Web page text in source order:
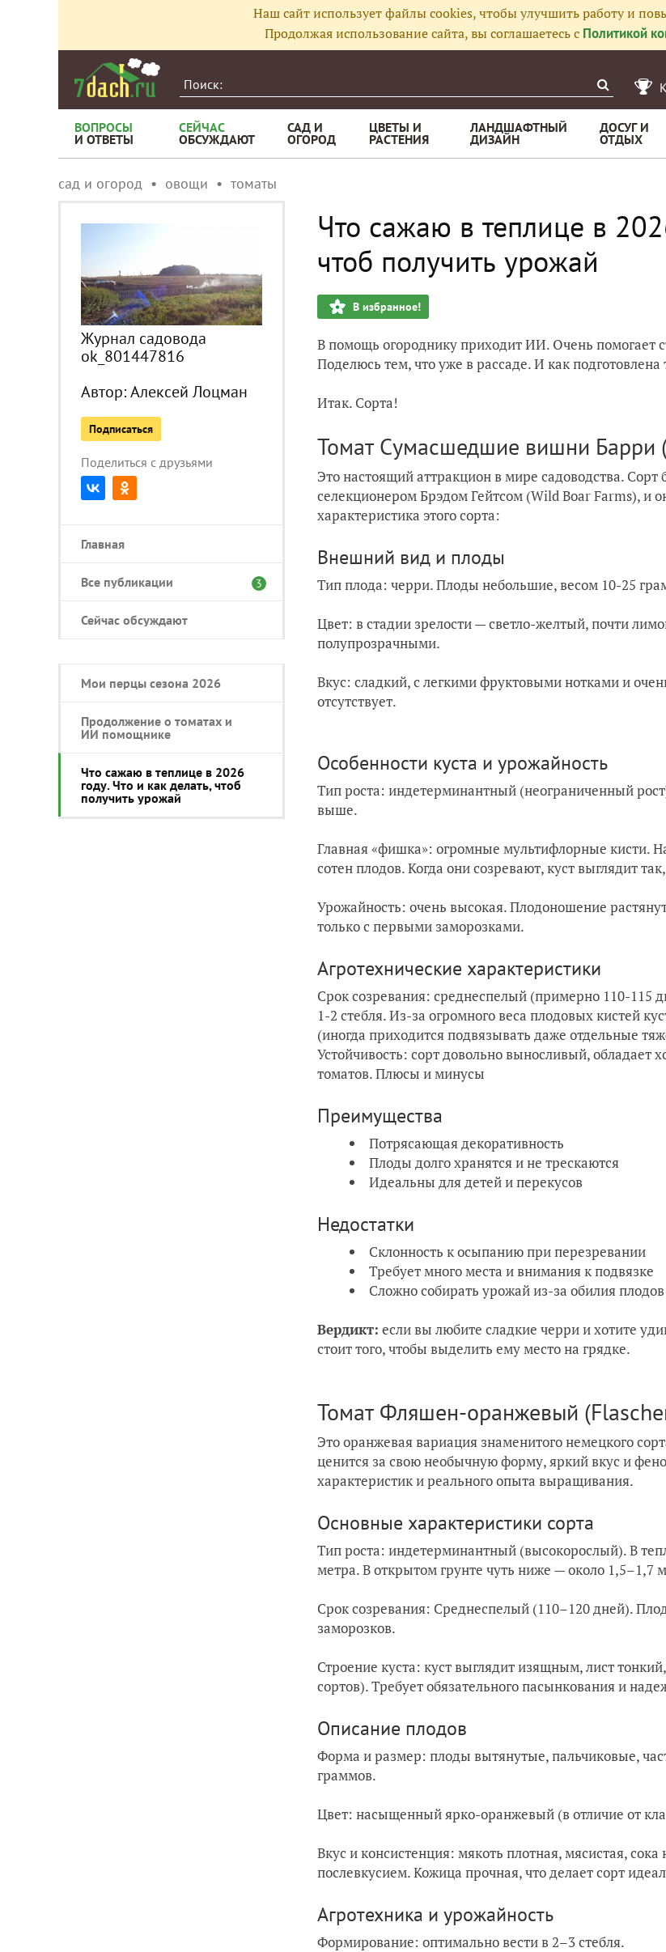
Наш сайт использует файлы cookies, чтобы улучшить работу и
Продолжая использование сайта, вы соглашаетесь с Политикой
ВОПРОСЫ
И ОТВЕТЫ
СЕЙЧАС
ОБСУЖДАЮТ
САД И
ОГОРОД
ЦВЕТЫ И
РАСТЕНИЯ
ЛАНДШАФТНЫЙ
ДИЗАЙН
ДОСУГ И
ОТДЫХ
сад и огород овощи томаты
Журнал садовода
ok_801447816
Автор:Алексей Лоцман
Подписаться
Поделиться с друзьями
Главная
Все публикации 3
Сейчас обсуждают
Мои перцы сезона 2026
Продолжение о томатах и
ИИ помощнике
Что сажаю в теплице в 2026
году. Что и как делать, чтоб
получить урожай
Что сажаю в теплице в
чтоб получить урожай
В избранное!
В помощь огороднику приходит ИИ. Очень помогает
Поделюсь тем, что уже в рассаде. И как подготовлена
Итак. Сорта!
Томат Сумасшедшие вишни Барри
Это настоящий аттракцион в мире садоводства.
селекционером Брэдом Гейтсом (Wild Boar Farms), и
характеристика этого сорта:
Внешний вид и плоды
Тип плода: черри. Плоды небольшие, весом 10-25
Цвет: в стадии зрелости — светло-желтый, почти
полупрозрачными.
Вкус: сладкий, с легкими фруктовыми нотками и
отсутствует.
Особенности куста и урожайность
Тип роста: индетерминантный (неограниченный
выше.
Главная «фишка»: огромные мультифлорные кисти.
сотен плодов. Когда они созревают, куст выглядит
Урожайность: очень высокая. Плодоношение
только с первыми заморозками.
Агротехнические характеристики
Срок созревания: среднеспелый (примерно 110-115
1-2 стебля. Из-за огромного веса плодовых кистей
(иногда приходится подвязывать даже отдельные
Устойчивость: сорт довольно выносливый,
томатов. Плюсы и минусы
Преимущества
Потрясающая декоративность
Плоды долго хранятся и не трескаются
Идеальны для детей и перекусов
Недостатки
Склонность к осыпанию при перезревании
Требует много места и внимания к подвязке
Сложно собирать урожай из-за обилия плодов
Вердикт: если вы любите сладкие черри и хотите
стоит того, чтобы выделить ему место на грядке.
Томат Фляшен-оранжевый
Это оранжевая вариация знаменитого немецкого
ценится за свою необычную форму, яркий вкус и
характеристик и реального опыта выращивания.
Основные характеристики сорта
Тип роста: индетерминантный (высокорослый). В
метра. В открытом грунте чуть ниже — около 1,5–1,7
Срок созревания: Среднеспелый (110–120 дней).
заморозков.
Строение куста: куст выглядит изящным, лист
сортов). Требует обязательного пасынкования и
Описание плодов
Форма и размер: плоды вытянутые, пальчиковые,
граммов.
Цвет: насыщенный ярко-оранжевый (в отличие от
Вкус и консистенция: мякоть плотная, мясистая,
послевкусием. Кожица прочная, что делает сорт
Агротехника и урожайность
Формирование: оптимально вести в 2–3 стебля.